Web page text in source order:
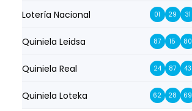
Lotería Nacional 01 29 31
Quiniela Leidsa 87 15 80
Quiniela Real 24 87 43
Quiniela Loteka 62 28 69